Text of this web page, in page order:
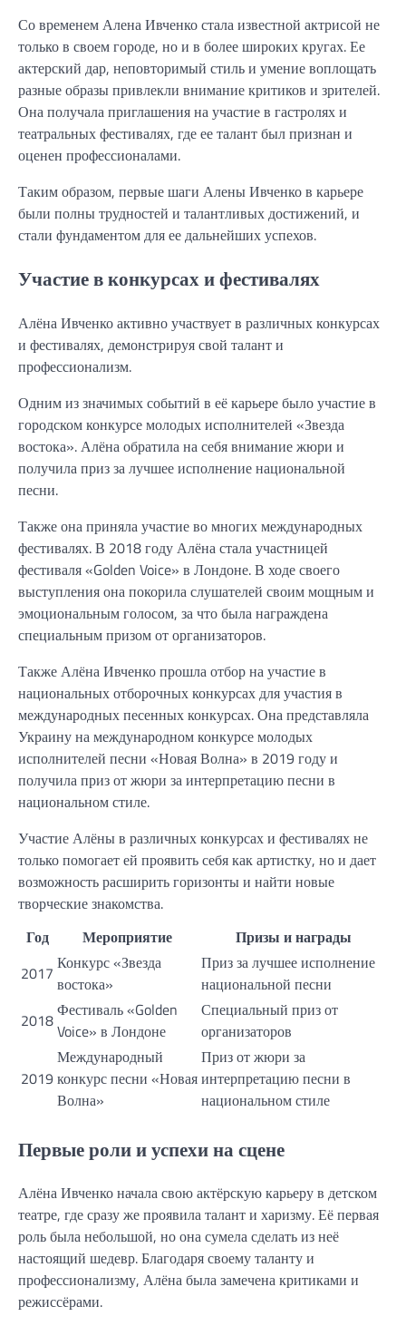
Со временем Алена Ивченко стала известной актрисой не
только в своем городе, но и в более широких кругах. Ее
актерский дар, неповторимый стиль и умение воплощать
разные образы привлекли внимание критиков и зрителей.
Она получала приглашения на участие в гастролях и
театральных фестивалях, где ее талант был признан и
оценен профессионалами.
Таким образом, первые шаги Алены Ивченко в карьере
были полны трудностей и талантливых достижений, и
стали фундаментом для ее дальнейших успехов.
Участие в конкурсах и фестивалях
Алёна Ивченко активно участвует в различных конкурсах
и фестивалях, демонстрируя свой талант и
профессионализм.
Одним из значимых событий в её карьере было участие в
городском конкурсе молодых исполнителей «Звезда
востока». Алёна обратила на себя внимание жюри и
получила приз за лучшее исполнение национальной
песни.
Также она приняла участие во многих международных
фестивалях. В 2018 году Алёна стала участницей
фестиваля «Golden Voice» в Лондоне. В ходе своего
выступления она покорила слушателей своим мощным и
эмоциональным голосом, за что была награждена
специальным призом от организаторов.
Также Алёна Ивченко прошла отбор на участие в
национальных отборочных конкурсах для участия в
международных песенных конкурсах. Она представляла
Украину на международном конкурсе молодых
исполнителей песни «Новая Волна» в 2019 году и
получила приз от жюри за интерпретацию песни в
национальном стиле.
Участие Алёны в различных конкурсах и фестивалях не
только помогает ей проявить себя как артистку, но и дает
возможность расширить горизонты и найти новые
творческие знакомства.
Год
Мероприятие
Призы и награды
2017 Конкурс «Звезда
востока»
Приз за лучшее исполнение
национальной песни
2018Фестиваль «Golden
Voice» в Лондоне
Специальный приз от
организаторов
2019
Международный
конкурс песни «Новая
Волна»
Приз от жюри за
интерпретацию песни в
национальном стиле
Первые роли и успехи на сцене
Алёна Ивченко начала свою актёрскую карьеру в детском
театре, где сразу же проявила талант и харизму. Её первая
роль была небольшой, но она сумела сделать из неё
настоящий шедевр. Благодаря своему таланту и
профессионализму, Алёна была замечена критиками и
режиссёрами.